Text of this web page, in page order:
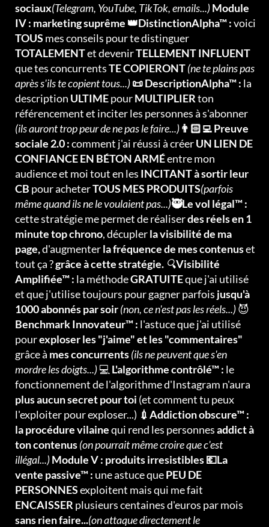
sociaux(Telegram, YouTube, TikTok, emails...)Module
IV : marketing suprême 👑DistinctionAlpha™ :voici
TOUS mes conseils pour te distinguer
TOTALEMENTet devenirTELLEMENT INFLUENT
que tes concurrentsTE COPIERONT(ne te plains pas
après s'ils te copient tous...)📜 DescriptionAlpha™ : la
description ULTIMEpourMULTIPLIERton
référencement et inciter les personnes à s'abonner
(ils auront trop peur de ne pas le faire...)👨🏻‍💻 Preuve
sociale 2.0 :comment j'ai réussi à créerUN LIEN DE
CONFIANCE EN BÉTON ARMÉentre mon
audience et moi tout en les INCITANT à sortir leur
CB pour acheterTOUS MES PRODUITS(parfois
même quand ils ne le voulaient pas...)🥷Le vol légal™ :
cette stratégie me permet de réaliserdes réels en 1
minute top chrono, décuplerla visibilité de ma
page,d'augmenterla fréquence de mes contenuset
tout ça ?grâce à cette stratégie. 🔍Visibilité
Amplifiée™ : la méthodeGRATUITEque j'ai utilisé
et que j'utilise toujours pour gagner parfois jusqu'à
1000 abonnés par soir(non, ce n'est pas les réels...)😈
Benchmark Innovateur™ : l'astuce que j'ai utilisé
pourexploser les "j'aime" et les "commentaires"
grâce à mes concurrents(ils ne peuvent que s'en
mordre les doigts...)💻 L'algorithme contrôlé™ : le
fonctionnement de l'algorithme d'Instagram n'aura
plus aucun secret pour toi (et comment tu peux
l'exploiter pour exploser...) 💉Addiction obscure™ :
la procédure vilainequi rend les personnesaddict à
ton contenus(on pourrait même croire que c'est
illégal...)Module V : produits irresistibles 💶La
vente passive™ : une astuce quePEU DE
PERSONNESexploitent mais qui me fait
ENCAISSER plusieurs centaines d'euros par mois
sans rien faire...(on attaque directement le